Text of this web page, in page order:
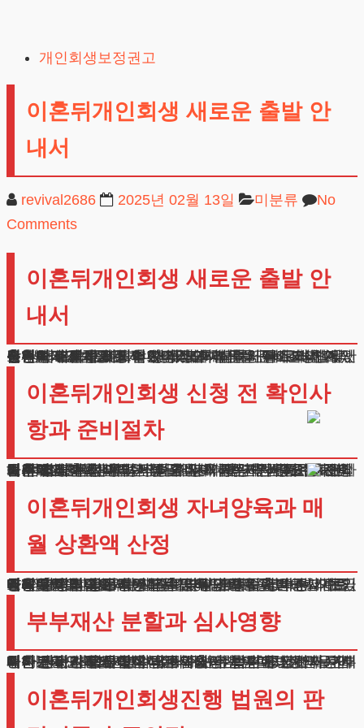
content
개인회생보정권고
이혼뒤개인회생 새로운 출발 안
내서
revival2686 2025년 02월 13일 미분류
No
Comments
이혼뒤개인회생 새로운 출발 안
내서
혼인관계가 종료된 후 경제적 어려움을 겪고 계신가요? 법적 절차를 통해 안정적인 미래를 준비하실 수 있습니다.
이혼뒤개인회생은 자녀양육과 재산문제를 고려한 맞춤형 해결책을 제시합니다. 저희 법률사무소가 체계적인 방법으로 도와드리겠습니다.
상황이 복잡하게 얽혀있더라도 차근차근 해결방법을 찾아드리겠습니다.
경제적 어려움으로 인한 걱정과 불안을 덜어드리고, 안정된 미래를 준비하실 수 있도록 법적인 테두리 안에서 든든한 조력자가 되어드리겠습니다.
이혼뒤개인회생 신청 전 확인사
항과 준비절차
이혼뒤개인회생을 시작하기 전에 몇 가지 중요한 사항을 점검해야 합니다.
먼저 별거 시점과 법적 이혼 시기를 명확히 해주세요. 최근 5년 이내 결별한 경우에는 더욱 세심한 준비가 필요합니다.
채무 조정 신청 시기가 중요한데, 자산 분배가 완료된 이후가 적절합니다. 서류 준비도 꼼꼼히 해주셔야 하며, 특히 혼인관계 증명서와 양육 관련 문서를 잘 구비해주세요.
법원에 제출할 서류는 발급일자가 최근인 것으로 준비하시고, 모든 내용이 사실과 일치하는지 꼼꼼히 확인하셔야 합니다.
이혼뒤개인회생 자녀양육과 매
월 상환액 산정
양육 관련 사항은 매월 갚아나갈 금액을 정하는데 큰 영향을 미칩니다.
자녀를 직접 돌보시는 분은 부양가족 수에 따른 기초금액을 인정받습니다.
양육비를 지급하시는 분들도 해당 비용을 반영할 수 있죠. 정기적인 양육비 지급 증명이 매우 중요하니, 관련 거래내역을 잘 정리해두시기 바랍니다.
실제 양육부담을 증명할 수 있는 교육비 영수증, 의료비 지출내역 등도 함께 준비하시면 좋습니다.
매월 고정적으로 발생하는 양육 관련 지출은 상세히 기록해두시고, 정기적인 입출금 내역으로 관리하시기를 권장드립니다.
부부재산 분할과 심사영향
이혼뒤개인회생진행시 주택, 차량 등 분배받은 자산에 대한 평가가 이루어집니다.
위자료나 양육비 대신 받은 재산은 특히 중요하게 다뤄지니 관련 내용을 명확히 해주셔야 합니다. 전 배우자의 재산까지 조사할 수 있어, 정당한 분할 과정임을 입증하는 것이 핵심입니다.
재산분할 과정에서 작성된 협의서, 법원 조정조서, 판결문 등은 반드시 보관해주세요. 분할받은 자산의 현재 가치평가도 필요하며, 담보대출이나 임대차 계약 등 부채나 권리관계도 상세히 파악해야 합니다.
이혼뒤개인회생진행 법원의 판